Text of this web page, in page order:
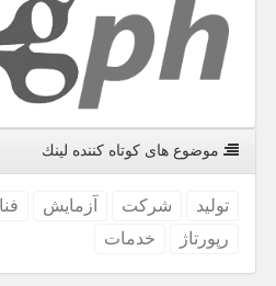
موضوع های كوتاه كننده لینك
تولید شركت آزمایش
رپورتاژ
خدمات